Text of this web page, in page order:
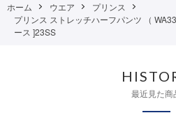
ホーム ウエア
プリンス
プリンス ストレッチハーフパンツ （
ース ]23SS
最近見た商